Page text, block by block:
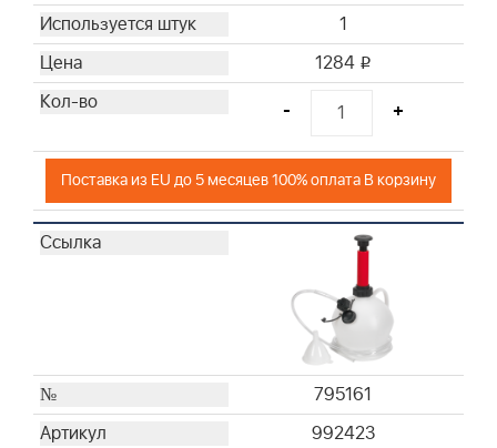
1
1284 i
- +
Поставка из EU до 5 месяцев 100% оплата В корзину
795161
992423